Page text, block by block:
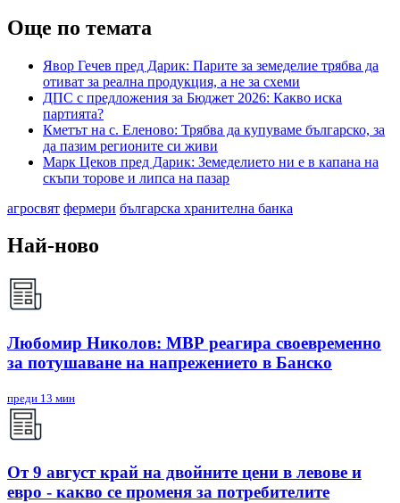
Още по темата
Явор Гечев пред Дарик: Парите за земеделие трябва да
отиват за реална продукция, а не за схеми
ДПС с предложения за Бюджет 2026: Какво иска
партията?
Кметът на с. Еленово: Трябва да купуваме българско, за
да пазим регионите си живи
Марк Цеков пред Дарик: Земеделието ни е в капана на
скъпи торове и липса на пазар
агросвят фермери българска хранителна банка
Най-ново
Любомир Николов: МВР реагира своевременно
за потушаване на напрежението в Банско
преди 13 мин
От 9 август край на двойните цени в левове и
евро - какво се променя за потребителите